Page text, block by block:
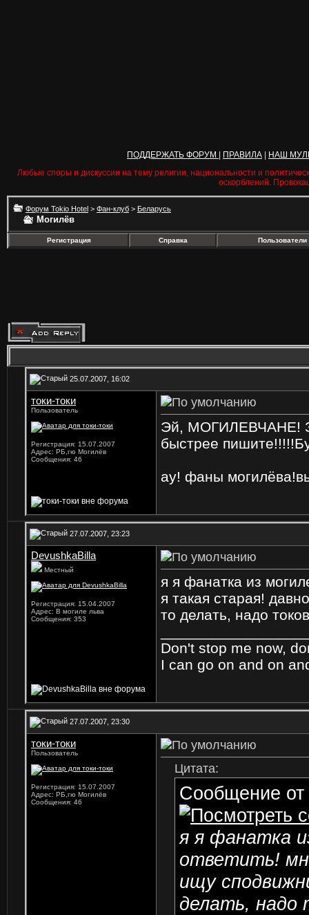
ПОДДЕРЖАТЬ ФОРУМ ПРАВИЛА
НАШ
Любые споры и дискуссии на тему религии, национальности и
оскорблений.
Форум Tokio Hotel > Фан-клуб > Беларусь
Могилёв
Регистрация Справка Пользователи
25.07.2007, 16:02
токи-токи
Пользователь
Регистрация: 15.07.2007
Адрес: РБ,гю Могилёв
Сообщения: 46
Эй, МОГИЛЕВЧАНЕ!
быстрее
ау! фаны
27.07.2007, 23:23
DevushkaBilla
Местный
Регистрация: 15.04.2007
Адрес: В могиле льва
Сообщения: 353
я я фанатка из
я такая старая!
то делать, надо
Don't stop me now,
I can go on and on
27.07.2007, 23:30
токи-токи
Пользователь
Регистрация: 15.07.2007
Адрес: РБ,гю Могилёв
Сообщения: 46
Цитата:
Сообщение от
я я фанатка
ответить!
ищу
делать, надо